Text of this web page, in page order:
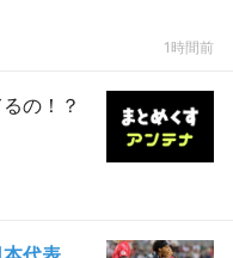
1時間前
の！？